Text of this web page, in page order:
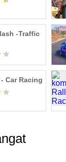
-Traffic
Car Racing